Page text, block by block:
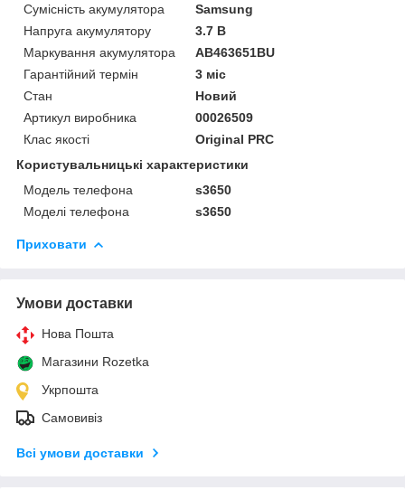
Сумісність акумулятора
Samsung
Напруга акумулятору
3.7 В
Маркування акумулятора
AB463651BU
Гарантійний термін
3 міс
Стан
Новий
Артикул виробника
00026509
Клас якості
Original PRC
Користувальницькі характеристики
Модель телефона
s3650
Моделі телефона
s3650
Приховати
Умови доставки
Нова Пошта
Магазини Rozetka
Укрпошта
Самовивіз
Всі умови доставки